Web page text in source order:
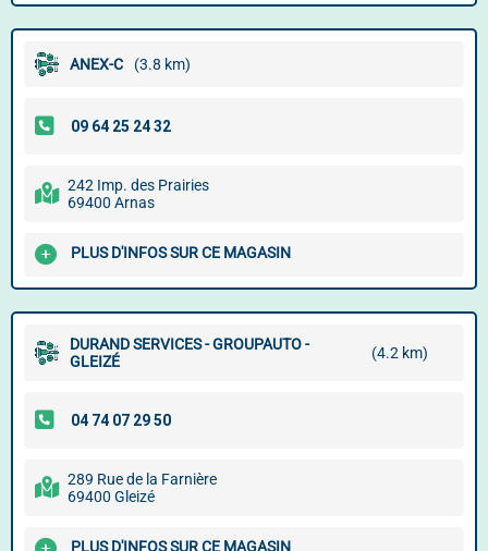
ANEX-C (3.8 km)
242 Imp. des Prairies
69400 Arnas
PLUS D'INFOS SUR CE MAGASIN
DURAND SERVICES - GROUPAUTO -
GLEIZÉ
(4.2 km)
289 Rue de la Farnière
69400 Gleizé
PLUS D'INFOS SUR CE MAGASIN